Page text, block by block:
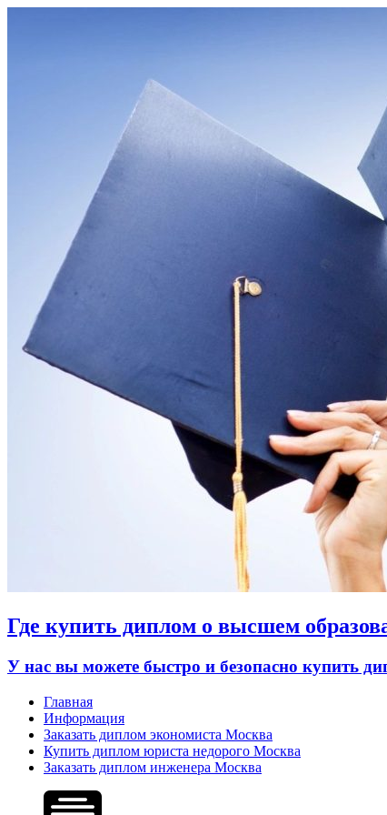
Где купить диплом о высшем
У нас вы можете быстро и безопасно купить
Главная
Информация
Заказать диплом экономиста Москва
Купить диплом юриста недорого Москва
Заказать диплом инженера Москва